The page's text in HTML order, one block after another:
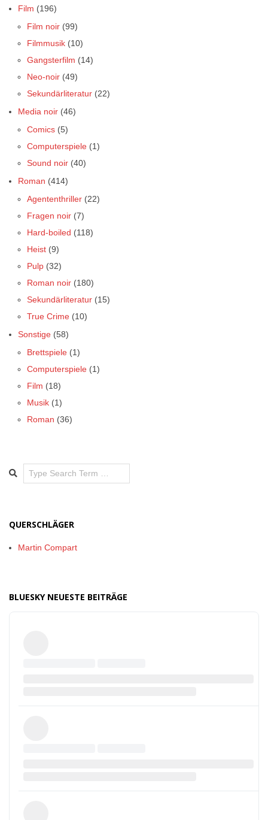
Film (196)
Film noir (99)
Filmmusik (10)
Gangsterfilm (14)
Neo-noir (49)
Sekundärliteratur (22)
Media noir (46)
Comics (5)
Computerspiele (1)
Sound noir (40)
Roman (414)
Agententhriller (22)
Fragen noir (7)
Hard-boiled (118)
Heist (9)
Pulp (32)
Roman noir (180)
Sekundärliteratur (15)
True Crime (10)
Sonstige (58)
Brettspiele (1)
Computerspiele (1)
Film (18)
Musik (1)
Roman (36)
Search
QUERSCHLÄGER
Martin Compart
BLUESKY NEUESTE BEITRÄGE